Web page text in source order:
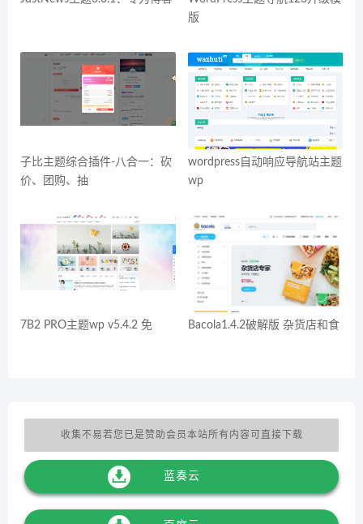
版
子比主题综合插件-八合一：砍
价、团购、抽
wordpress自动响应导航站主题
wp
7B2 PRO主题wp v5.4.2 免 Bacola1.4.2破解版 杂货店和食
收集不易若您已是赞助会员本站所有内容可直接下载
蓝奏云